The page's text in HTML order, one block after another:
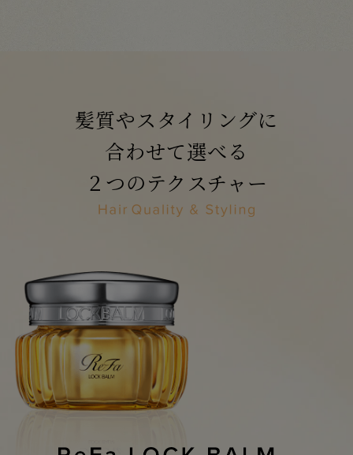
髪質やスタイリングに
合わせて選べる
２つのテクスチャー